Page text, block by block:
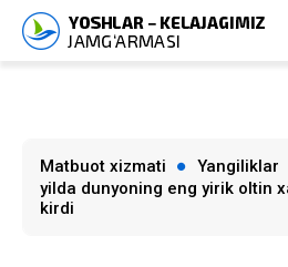
Matbuot xizmati Yangiliklar
yilda dunyoning eng yirik oltin
kirdi